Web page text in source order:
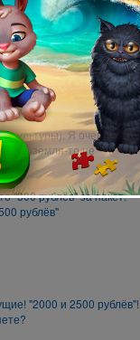
съёмки...
уже лопатой и ведрами,
там не "выжить"! А
Я очень
А земля-то не
"300 рублёв" за пакет.
рублёв"
"2000 и 2500 рублёв"!